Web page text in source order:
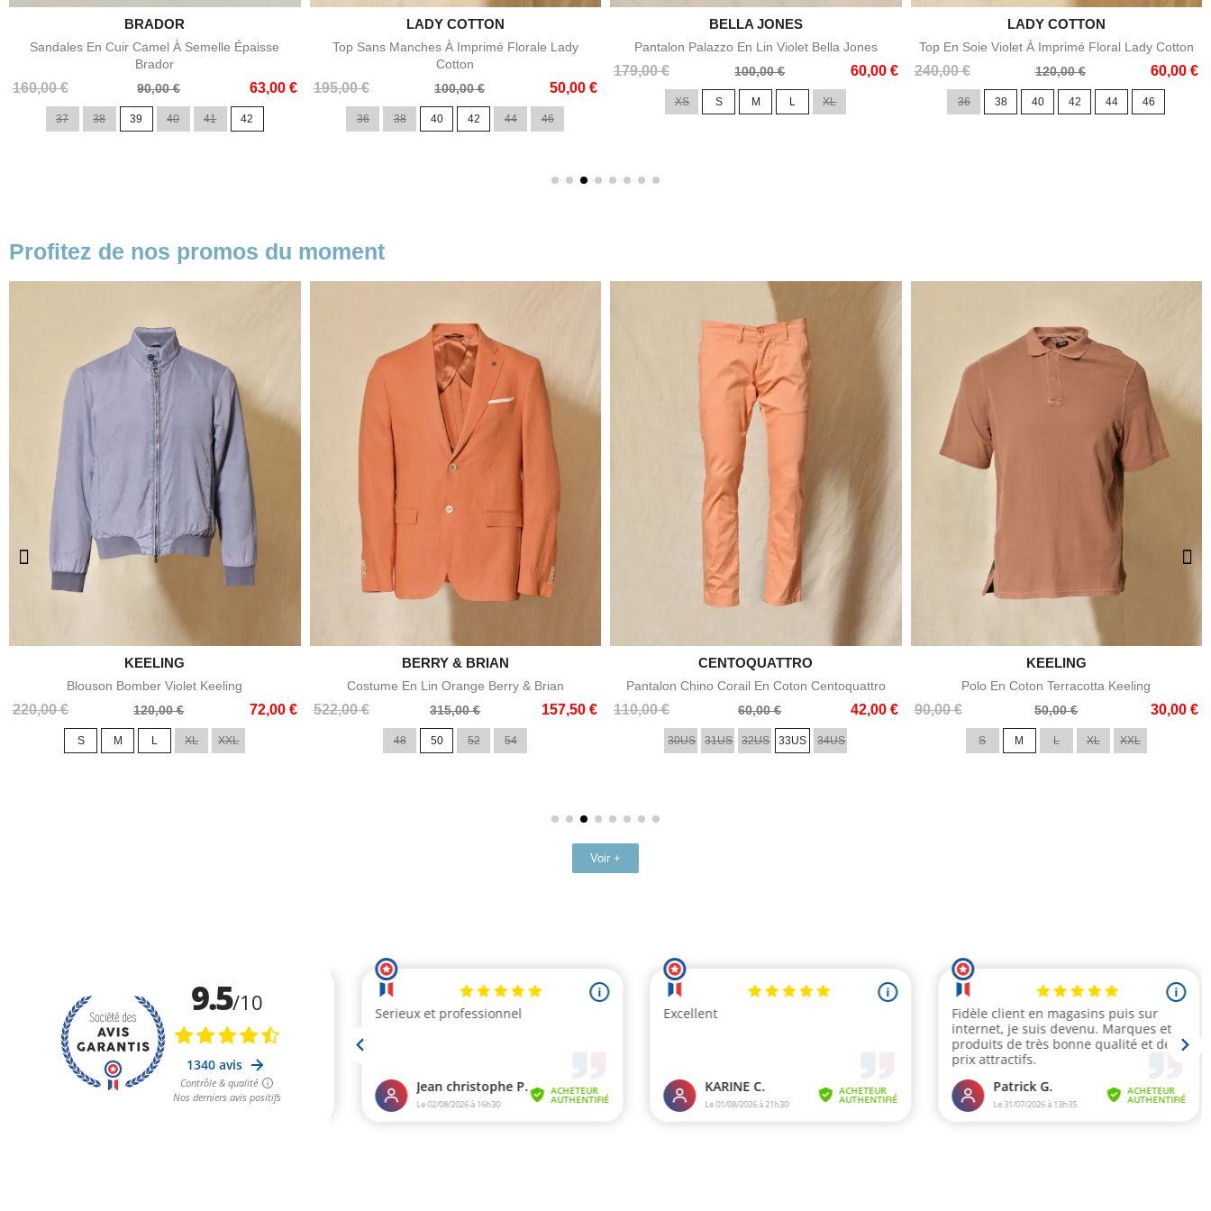
Aperçu rapide
BRADOR
Sandales En Cuir Camel À Semelle Épaisse
Brador
160,00 €
Prix
90,00 € 63,00 €
Prix
37 38 39 40 41 42
Aperçu rapide
LADY COTTON
Top Sans Manches À Imprimé Florale Lady
Cotton
195,00 €
Prix
100,00 € 50,00 €
Prix
36 38 40 42 44 46
Aperçu rapide
BELLA JONES
Pantalon Palazzo En Lin Violet Bella Jones
179,00 €
Prix
100,00 € 60,00 €
Prix
XS S M L XL
Aperçu rapide
LADY COTTON
Top En Soie Violet À Imprimé Floral Lady Cotton
240,00 €
Prix
120,00 € 60,00 €
Prix
36 38 40 42 44 46
Profitez de nos promos du moment
Aperçu rapide
KEELING
Blouson Bomber Violet Keeling
220,00 €
Prix
120,00 € 72,00 €
Prix
S M L XL XXL
Aperçu rapide
BERRY & BRIAN
Costume En Lin Orange Berry & Brian
522,00 €
Prix
315,00 € 157,50 €
Prix
48 50 52 54
Aperçu rapide
CENTOQUATTRO
Pantalon Chino Corail En Coton Centoquattro
110,00 €
Prix
60,00 € 42,00 €
Prix
30US 31US 32US 33US 34US
Aperçu rapide
KEELING
Polo En Coton Terracotta Keeling
90,00 €
Prix
50,00 € 30,00 €
Prix
S M L XL XXL
Voir +